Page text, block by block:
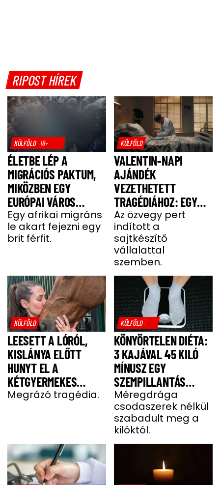
RIPOST HÍREK
KÜLFÖLD 18+
ÉLETBE LÉP A
MIGRÁCIÓS PAKTUM,
MIKÖZBEN EGY
EURÓPAI VÁROS
LÁNGOKBAN ÁLL A
MIGRÁNSERŐSZAK
MIATT
Egy afrikai migráns
le akart fejezni egy
brit férfit.
KÜLFÖLD
VALENTIN-NAPI
AJÁNDÉK
VEZETHETETT
TRAGÉDIÁHOZ: EGY
SAJT MIATT HALT MEG
A FÉRJ
Az özvegy pert
indított a
sajtkészítő
vállalattal
szemben.
KÜLFÖLD
LEESETT A LÓRÓL,
KISLÁNYA ELŐTT
HUNYT EL A
KÉTGYERMEKES
DONATELLA
Megrázó tragédia.
KÜLFÖLD
KÖNYÖRTELEN DIÉTA:
3 KAJÁVAL 45 KILÓ
MÍNUSZ EGY
SZEMPILLANTÁS
ALATT
Méregdrága
csodaszerek nélkül
szabadult meg a
kilóktól.